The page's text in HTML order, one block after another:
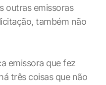
outras emissoras
também não
emissora que fez
três coisas que não